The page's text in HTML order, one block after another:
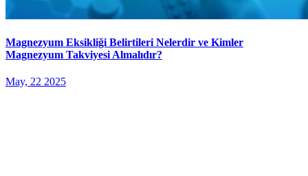
Magnezyum Eksikliği Belirtileri Nelerdir ve Kimler
Magnezyum Takviyesi Almalıdır?
May, 22 2025